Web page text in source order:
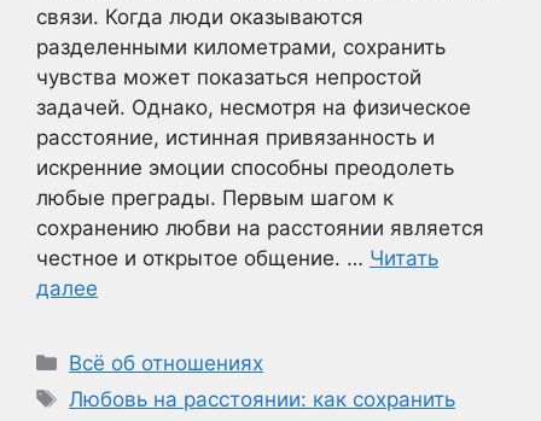
связи. Когда люди оказываются
разделенными километрами, сохранить
чувства может показаться непростой
задачей. Однако, несмотря на физическое
расстояние, истинная привязанность и
искренние эмоции способны преодолеть
любые преграды. Первым шагом к
сохранению любви на расстоянии является
честное и открытое общение. … Читать
далее
Рубрики
Всё об отношениях
Метки
Любовь на расстоянии: как сохранить